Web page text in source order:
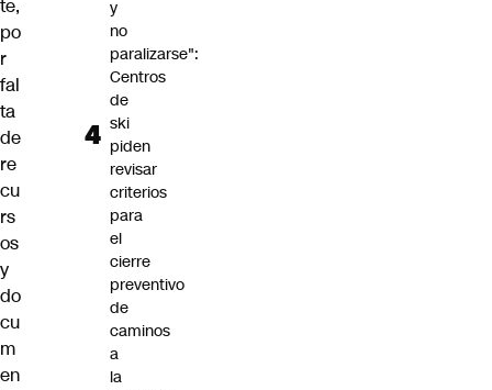
te,
po
r
fal
ta
de
re
cu
rs
os
y
do
cu
m
en
y
no
paralizarse":
Centros
de
ski
piden
revisar
criterios
para
el
cierre
preventivo
de
caminos
a
la